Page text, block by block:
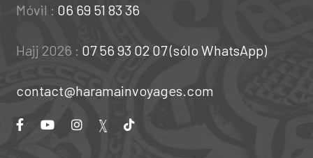
Móvil : 06 69 51 83 36
Hajj 2026 : 07 56 93 02 07 (sólo WhatsApp)
contact@haramainvoyages.com